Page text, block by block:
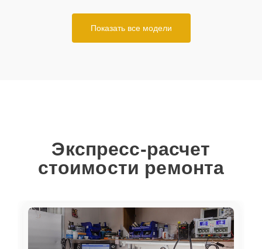
Показать все модели
Экспресс-расчет
стоимости ремонта